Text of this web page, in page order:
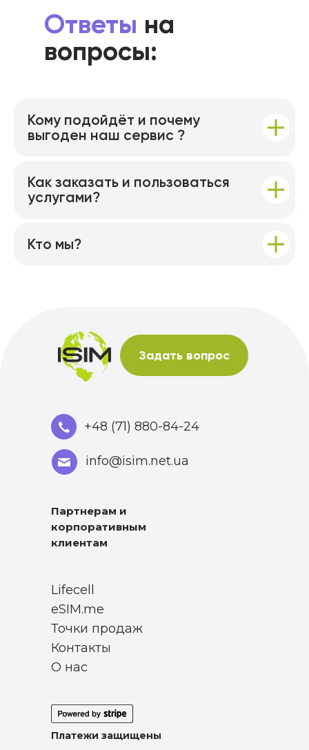
Ответы на
вопросы:
Кому подойдёт и почему
выгоден наш сервис ?
Как заказать и пользоваться
услугами?
Кто мы?
Задать вопрос
info@isim.net.ua
+48 (71) 880-84-24
Партнерам и
корпоративным
клиентам
Lifecell
eSIM.me
О нас
Точки продаж
Контакты
Платежи защищены